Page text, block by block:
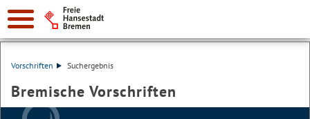
Vorschriften Suchergebnis
Bremische Vorschriften